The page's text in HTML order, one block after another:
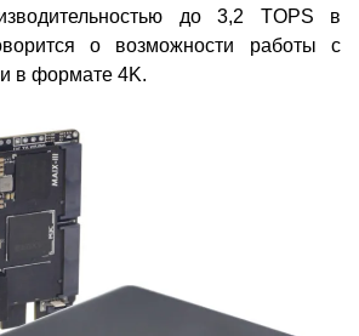
до 3,2 TOPS в
о возможности работы с
в формате 4K.